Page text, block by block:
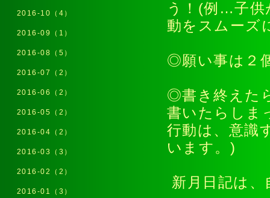
う！(例…子供
動をスムーズ
◎願い事は２
◎書き終えた
書いたらしま
行動は、意識
います。)
新月日記は
2016-10（4）
2016-09（1）
2016-08（5）
2016-07（2）
2016-06（2）
2016-05（2）
2016-04（2）
2016-03（3）
2016-02（2）
2016-01（3）